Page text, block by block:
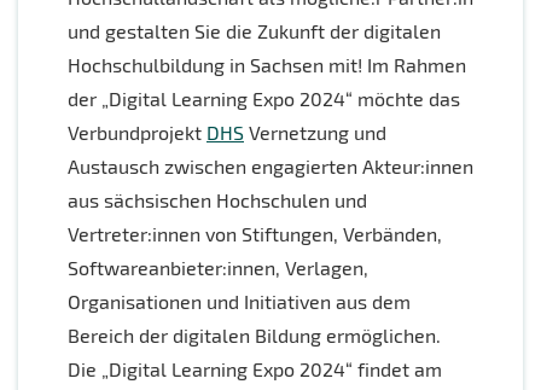
und gestalten Sie die Zukunft der digitalen
Hochschulbildung in Sachsen mit! Im Rahmen
der „Digital Learning Expo 2024“ möchte das
Verbundprojekt DHS Vernetzung und
Austausch zwischen engagierten Akteur:innen
aus sächsischen Hochschulen und
Vertreter:innen von Stiftungen, Verbänden,
Softwareanbieter:innen, Verlagen,
Organisationen und Initiativen aus dem
Bereich der digitalen Bildung ermöglichen.
Die „Digital Learning Expo 2024“ findet am